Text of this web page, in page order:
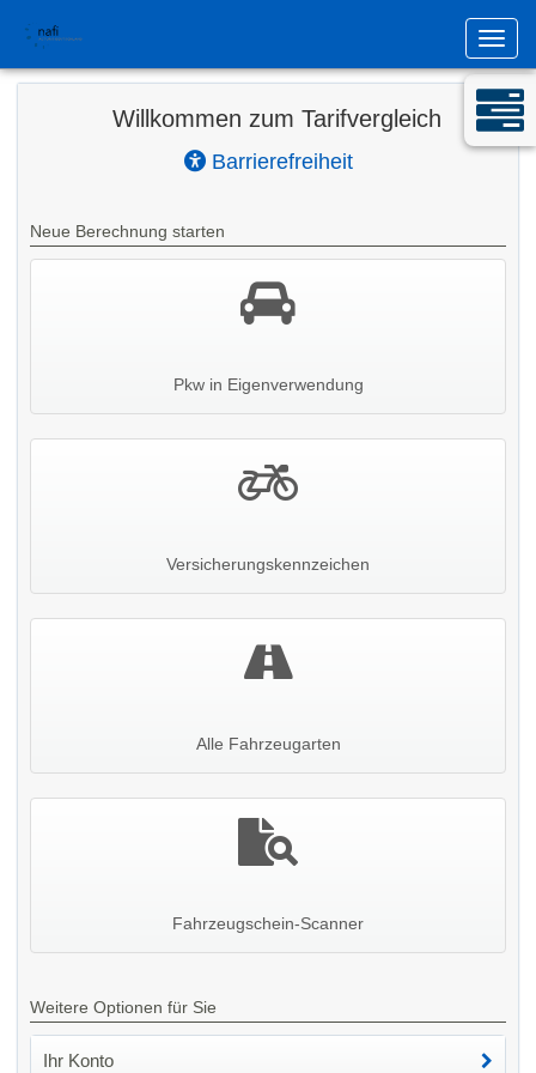
Willkommen zum Tarifvergleich
Barrierefreiheit
Neue Berechnung starten
Pkw in Eigenverwendung
Versicherungskennzeichen
Alle Fahrzeugarten
Fahrzeugschein-Scanner
Weitere Optionen für Sie
Ihr Konto